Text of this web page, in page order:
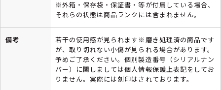
※外箱・保存袋・保証書・等が付属している場合、
それらの状態は商品ランクには含まれません。
備考
若干の使用感が見られます※磨き処理済の商品です
が、取り切れない小傷が見られる場合があります。
予めご了承ください。個別製造番号（シリアルナン
バー）に関しましては個人情報保護上表記をしてお
りません。実際には刻印はされております。